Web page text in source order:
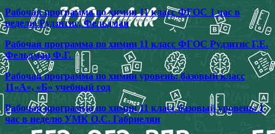
Рабочая программа по химии 11 класс ФГОС 1 час в
неделю Рудзитис, Фельдман
Рабочая программа по химии 11 класс ФГОС Рудзитис Г.Е.
Фельдман Ф.Г.
Рабочая программа по химии уровень: базовый класс
11«А», «Б» учебный год
Рабочая программа по химии 11 класс базовый уровень: 1
час в неделю УМК О.С. Габриелян